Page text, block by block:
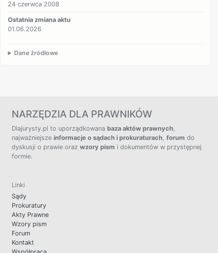
24 czerwca 2008
Ostatnia zmiana aktu
01.06.2026
Dane źródłowe
NARZĘDZIA DLA PRAWNIKÓW
Dlajurysty.pl to uporządkowana baza aktów prawnych,
najważniejsze informacje o sądach i prokuraturach, forum do
dyskusji o prawie oraz wzory pism i dokumentów w przystępnej
formie.
Linki
Sądy
Prokuratury
Akty Prawne
Wzory pism
Forum
Kontakt